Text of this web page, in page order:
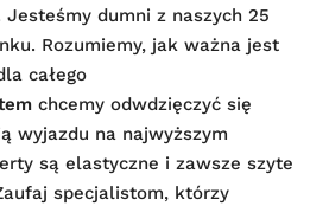
dumni z naszych 25
Rozumiemy, jak ważna jest
całego
chcemy odwdzięczyć się
wyjazdu na najwyższym
są elastyczne i zawsze szyte
specjalistom, którzy